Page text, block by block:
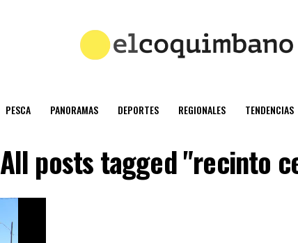
PESCA PANORAMAS DEPORTES REGIONALES TENDENCIAS
All posts tagged "recinto